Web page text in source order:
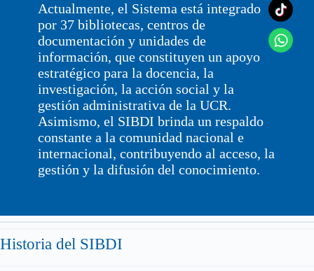
Actualmente, el Sistema está integrado
por 37 bibliotecas, centros de
documentación y unidades de
información, que constituyen un apoyo
estratégico para la docencia, la
investigación, la acción social y la
gestión administrativa de la UCR.
Asimismo, el SIBDI brinda un respaldo
constante a la comunidad nacional e
internacional, contribuyendo al acceso, la
gestión y la difusión del conocimiento.
Historia del SIBDI